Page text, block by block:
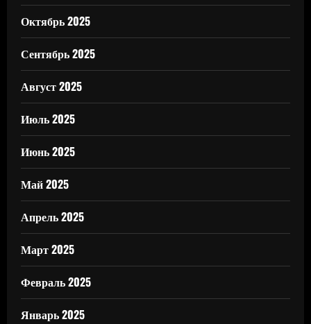
Октябрь 2025
Сентябрь 2025
Август 2025
Июль 2025
Июнь 2025
Май 2025
Апрель 2025
Март 2025
Февраль 2025
Январь 2025